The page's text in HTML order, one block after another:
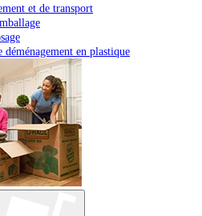
et de transport
déménagement en plastique